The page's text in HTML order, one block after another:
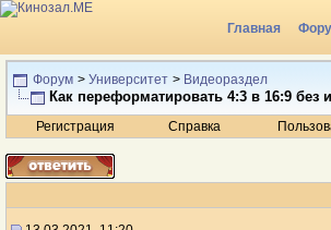
Главная
Радио
Форум > Университет > Видеораздел
Как переформатировать 4:3 в 16:9 без
Регистрация Справка